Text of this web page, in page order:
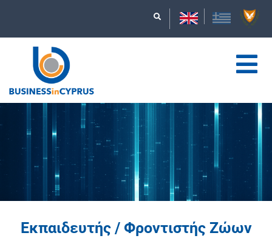
Εκπαιδευτής / Φροντιστής Ζώων